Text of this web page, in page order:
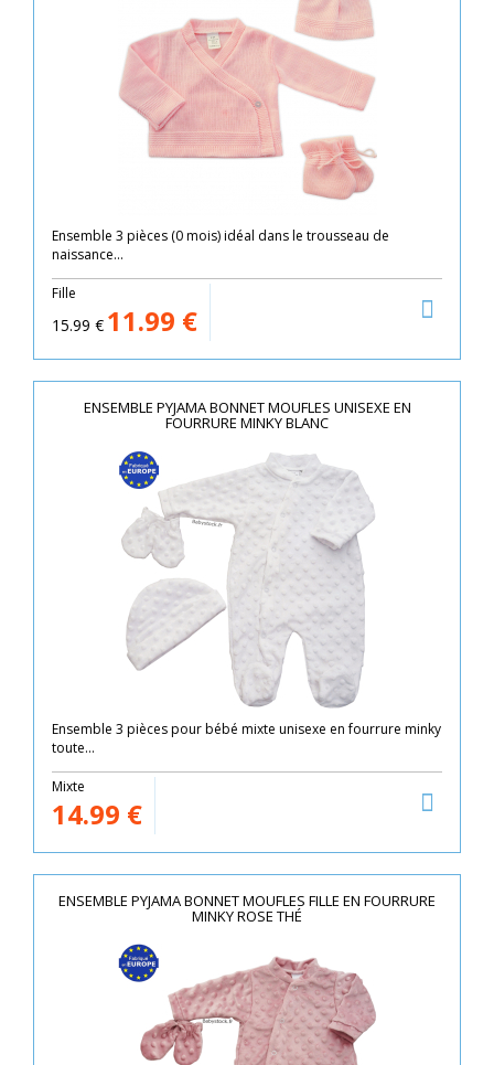
Ensemble 3 pièces (0 mois) idéal dans le trousseau de
naissance...
Fille
15.99 € 11.99 €
ENSEMBLE PYJAMA BONNET MOUFLES UNISEXE EN
FOURRURE MINKY BLANC
Ensemble 3 pièces pour bébé mixte unisexe en fourrure minky
toute...
Mixte
14.99 €
ENSEMBLE PYJAMA BONNET MOUFLES FILLE EN FOURRURE
MINKY ROSE THÉ